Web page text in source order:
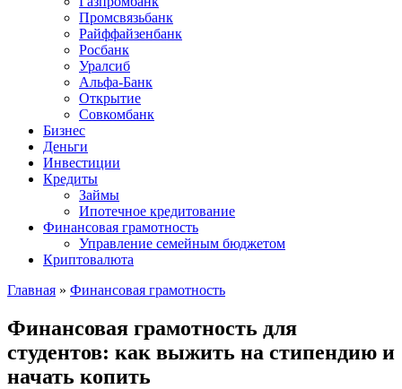
Промсвязьбанк
Райффайзенбанк
Росбанк
Уралсиб
Альфа-Банк
Открытие
Совкомбанк
Бизнес
Деньги
Инвестиции
Кредиты
Займы
Ипотечное кредитование
Финансовая грамотность
Управление семейным бюджетом
Криптовалюта
Главная » Финансовая грамотность
Финансовая грамотность для
студентов: как выжить на стипендию и
начать копить